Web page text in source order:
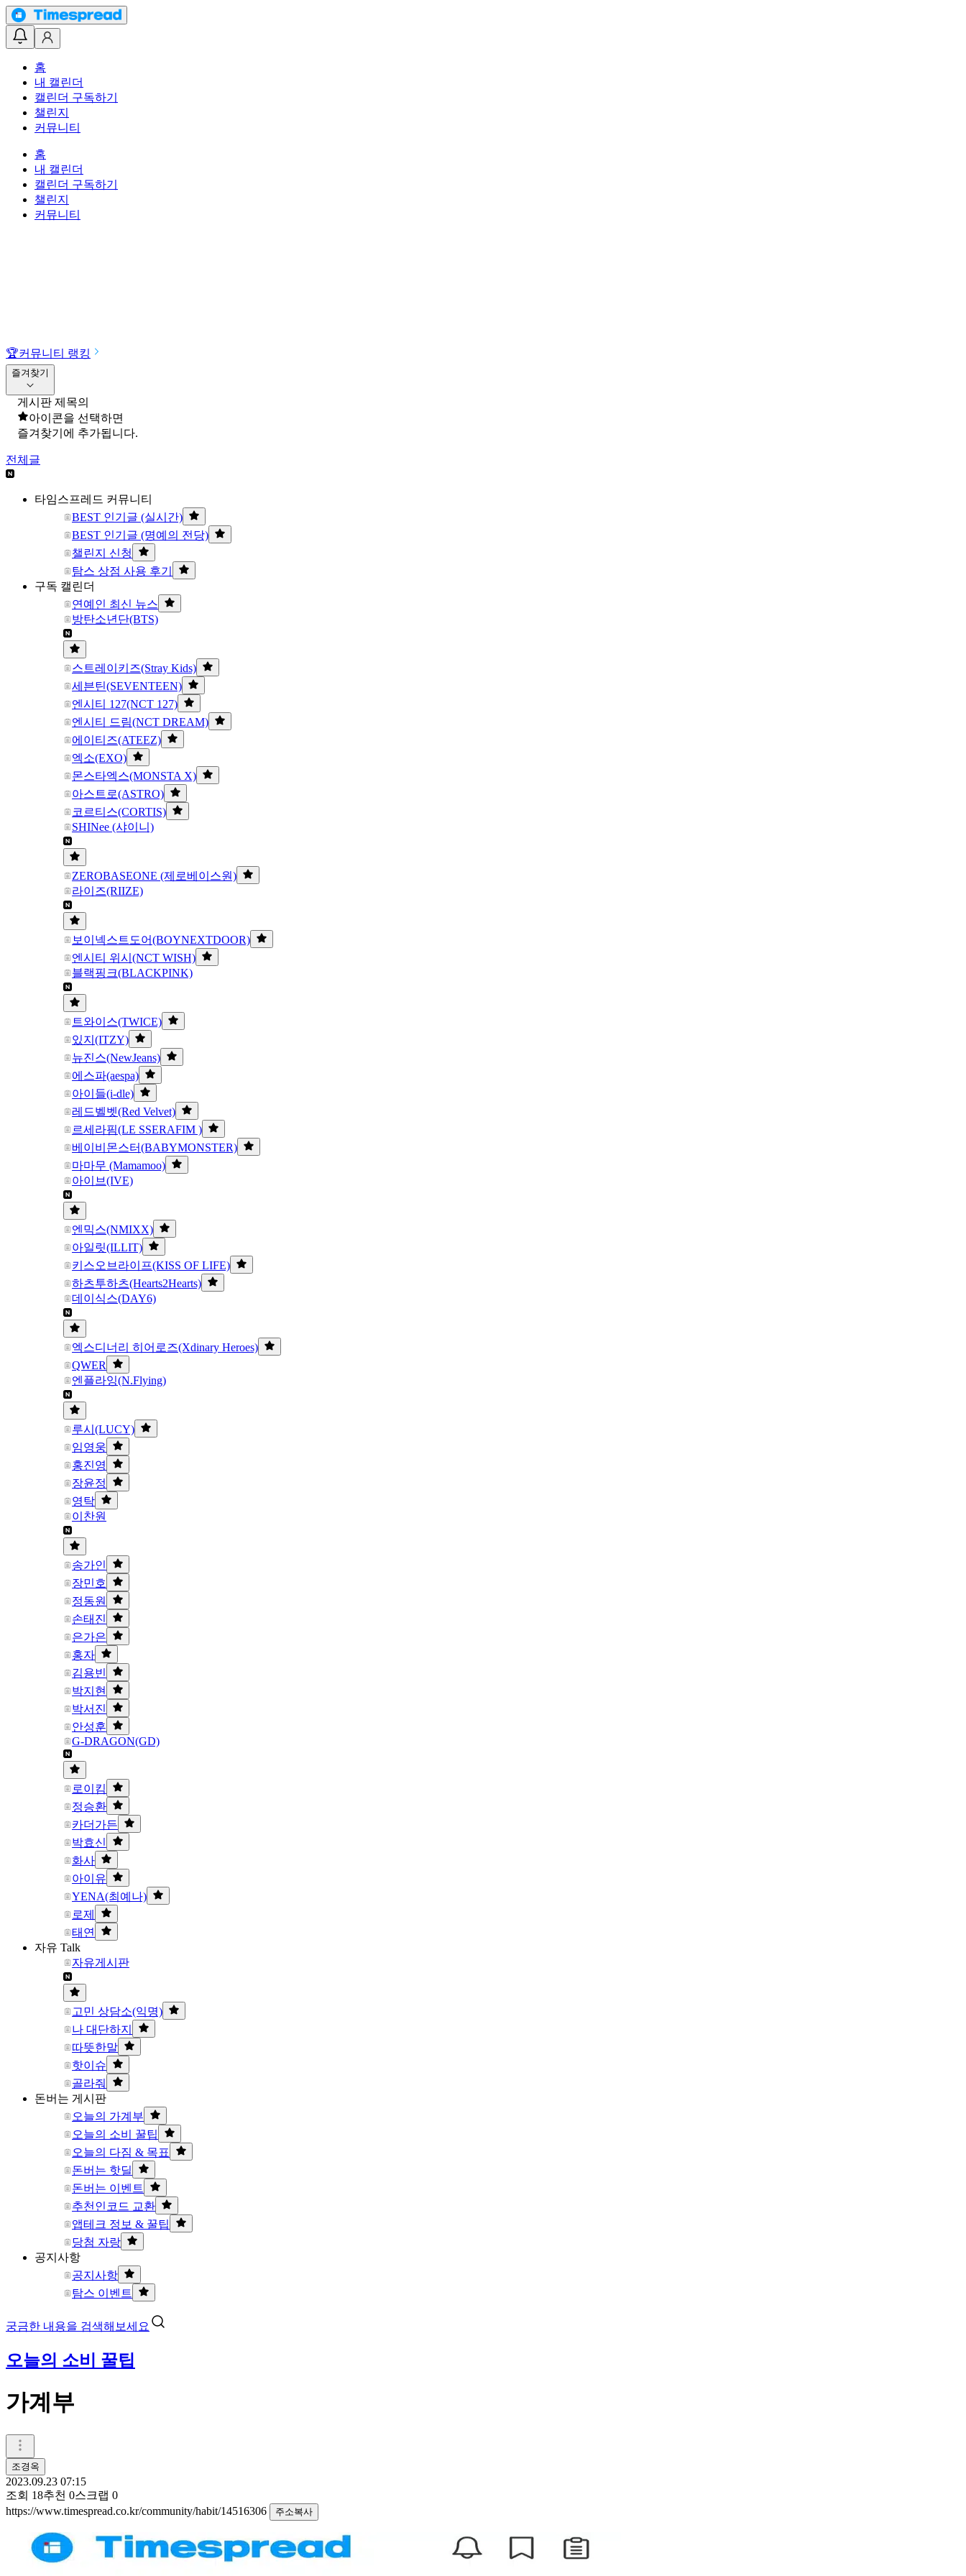
홈
내 캘린더
캘린더 구독하기
챌린지
커뮤니티
홈
내 캘린더
캘린더 구독하기
챌린지
커뮤니티
🏆커뮤니티 랭킹
즐겨찾기
게시판 제목의
아이콘을 선택하면
즐겨찾기에 추가됩니다.
전체글
타임스프레드 커뮤니티
BEST 인기글 (실시간)
BEST 인기글 (명예의 전당)
챌린지 신청
탐스 상점 사용 후기
구독 캘린더
연예인 최신 뉴스
방탄소년단(BTS)
스트레이키즈(Stray Kids)
세븐틴(SEVENTEEN)
엔시티 127(NCT 127)
엔시티 드림(NCT DREAM)
에이티즈(ATEEZ)
엑소(EXO)
몬스타엑스(MONSTA X)
아스트로(ASTRO)
코르티스(CORTIS)
SHINee (샤이니)
ZEROBASEONE (제로베이스원)
라이즈(RIIZE)
보이넥스트도어(BOYNEXTDOOR)
엔시티 위시(NCT WISH)
블랙핑크(BLACKPINK)
트와이스(TWICE)
있지(ITZY)
뉴진스(NewJeans)
에스파(aespa)
아이들(i-dle)
레드벨벳(Red Velvet)
르세라핌(LE SSERAFIM )
베이비몬스터(BABYMONSTER)
마마무 (Mamamoo)
아이브(IVE)
엔믹스(NMIXX)
아일릿(ILLIT)
키스오브라이프(KISS OF LIFE)
하츠투하츠(Hearts2Hearts)
데이식스(DAY6)
엑스디너리 히어로즈(Xdinary Heroes)
QWER
엔플라잉(N.Flying)
루시(LUCY)
임영웅
홍진영
장윤정
영탁
이찬원
송가인
장민호
정동원
손태진
은가은
홍자
김용빈
박지현
박서진
안성훈
G-DRAGON(GD)
로이킴
정승환
카더가든
박효신
화사
아이유
YENA(최예나)
로제
태연
자유 Talk
자유게시판
고민 상담소(익명)
나 대단하지
따뜻한말
핫이슈
골라줘
돈버는 게시판
오늘의 가계부
오늘의 소비 꿀팁
오늘의 다짐 & 목표
돈버는 핫딜
돈버는 이벤트
추천인코드 교환
앱테크 정보 & 꿀팁
당첨 자랑
공지사항
공지사항
탐스 이벤트
궁금한 내용을 검색해보세요
오늘의 소비 꿀팁
가계부
조경옥
2023.09.23 07:15
조회 18추천 0스크랩 0
https://www.timespread.co.kr/community/habit/14516306
주소복사